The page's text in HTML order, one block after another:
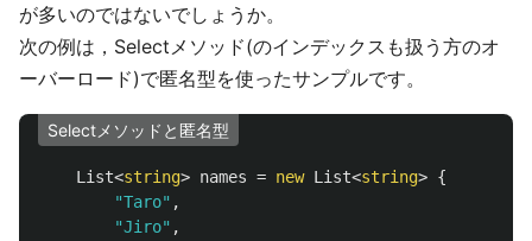
が多いのではないでしょうか。
次の例は，Selectメソッド(のインデックスも扱う方のオ
ーバーロード)で匿名型を使ったサンプルです。
Selectメソッドと匿名型
List<string> names = new List<string> {
"Taro" ,
"Jiro" ,